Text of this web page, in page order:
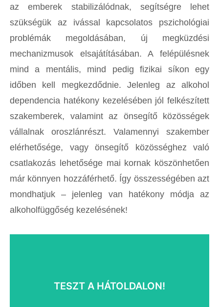
az emberek stabilizálódnak, segítségre lehet
szükségük az ivással kapcsolatos pszichológiai
problémák megoldásában, új megküzdési
mechanizmusok elsajátításában. A felépülésnek
mind a mentális, mind pedig fizikai síkon egy
időben kell megkezdődnie. Jelenleg az alkohol
dependencia hatékony kezelésében jól felkészített
szakemberek, valamint az önsegítő közösségek
vállalnak oroszlánrészt. Valamennyi szakember
elérhetősége, vagy önsegítő közösséghez való
csatlakozás lehetősége mai kornak köszönhetően
már könnyen hozzáférhető. Így összességében azt
mondhatjuk – jelenleg van hatékony módja az
alkoholfüggőség kezelésének!
TESZT A HÁTOLDALON!